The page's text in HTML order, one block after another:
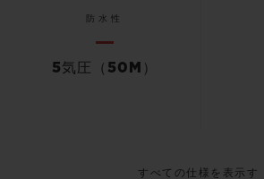
防水性
5気圧（50M）
すべての仕様を表示す